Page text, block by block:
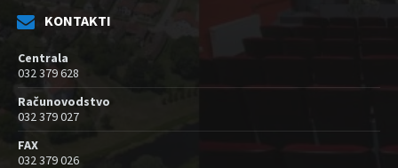
KONTAKTI
Centrala
032 379 628
Računovodstvo
032 379 027
FAX
032 379 026